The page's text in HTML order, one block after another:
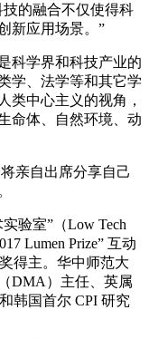
的融合不仅使得科
新应用场景。”
学界和科技产业的
学、法学等和其它学
类中心主义的视角，
命体、自然环境、动
亲自出席分享自己
验室”（Low Tech
Lumen Prize” 互动
得主。华中师范大
DMA）主任、英属
韩国首尔 CPI 研究